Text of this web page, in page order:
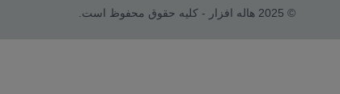
© 2025 هاله افزار - کلیه حقوق محفوظ است.